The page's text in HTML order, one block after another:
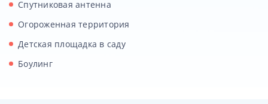
Спутниковая антенна
Огороженная территория
Детская площадка в саду
Боулинг